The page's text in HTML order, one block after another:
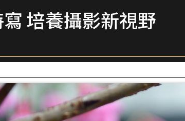
培養攝影新視野